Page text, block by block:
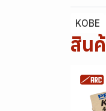
KOBE
สิน